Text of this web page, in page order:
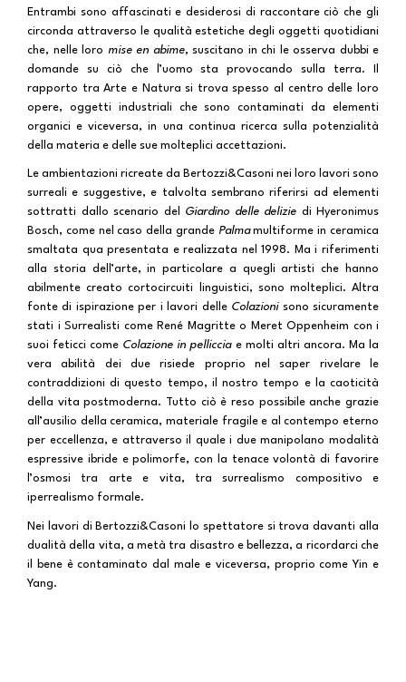
Entrambi sono affascinati e desiderosi di raccontare ciò che gli
circonda attraverso le qualità estetiche degli oggetti quotidiani
che, nelle loro mise en abime, suscitano in chi le osserva dubbi e
domande su ciò che l’uomo sta provocando sulla terra. Il
rapporto tra Arte e Natura si trova spesso al centro delle loro
opere, oggetti industriali che sono contaminati da elementi
organici e viceversa, in una continua ricerca sulla potenzialità
della materia e delle sue molteplici accettazioni.
Le ambientazioni ricreate da Bertozzi&Casoni nei loro lavori sono
surreali e suggestive, e talvolta sembrano riferirsi ad elementi
sottratti dallo scenario del Giardino delle delizie di Hyeronimus
Bosch, come nel caso della grande Palmamultiforme in ceramica
smaltata qua presentata e realizzata nel 1998. Ma i riferimenti
alla storia dell’arte, in particolare a quegli artisti che hanno
abilmente creato cortocircuiti linguistici, sono molteplici. Altra
fonte di ispirazione per i lavori delle Colazioni sono sicuramente
stati i Surrealisti come René Magritte o Meret Oppenheim con i
suoi feticci come Colazione in pelliccia e molti altri ancora. Ma la
vera abilità dei due risiede proprio nel saper rivelare le
contraddizioni di questo tempo, il nostro tempo e la caoticità
della vita postmoderna. Tutto ciò è reso possibile anche grazie
all’ausilio della ceramica, materiale fragile e al contempo eterno
per eccellenza, e attraverso il quale i due manipolano modalità
espressive ibride e polimorfe, con la tenace volontà di favorire
l’osmosi tra arte e vita, tra surrealismo compositivo e
iperrealismo formale.
Nei lavori di Bertozzi&Casoni lo spettatore si trova davanti alla
dualità della vita, a metà tra disastro e bellezza, a ricordarci che
il bene è contaminato dal male e viceversa, proprio come Yin e
Yang.